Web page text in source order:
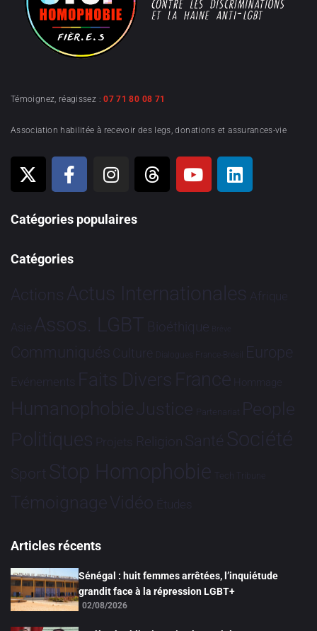
Témoignez, réagissez :07 71 80 08 71
Association habilitée à recevoir des legs, donations et assurances-vie
Catégories populaires
Catégories
Actions Actus Internationales Afrique
Asie Assos. LGBT Bioéthique Brève
Communiqués Culture Dialogues France-Brésil Europe
Evénements Faits Divers France Hommage
HumanophobieJustice Partenariat People
Politiques Projets Religion Santé Société
Sport Stop Homophobie Tech Tribune
TémoignageVidéo Études
Articles récents
Sénégal : huit femmes arrêtées, l’inquiétude
grandit face à la répression LGBT+
02/08/2026